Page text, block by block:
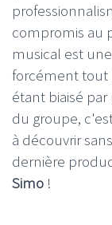
compromis au
musical est
forcément tout
étant biaisé
du groupe,
à découvrir
dernière
Simo !